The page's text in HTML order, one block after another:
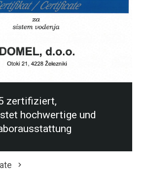
zertifiziert,
hochwertige und